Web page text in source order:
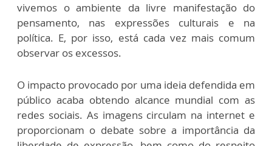
vivemos o ambiente da livre manifestação do
pensamento, nas expressões culturais e na
política. E, por isso, está cada vez mais comum
observar os excessos.
O impacto provocado por uma ideia defendida em
público acaba obtendo alcance mundial com as
redes sociais. As imagens circulam na internet e
proporcionam o debate sobre a importância da